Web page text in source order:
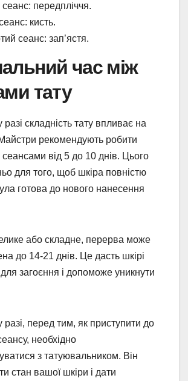
передпліччя.
кисть.
сеанс: зап’ястя.
час між
тату
складність тату впливає на
рекомендують робити
від 5 до 10 днів. Цього
для того, щоб шкіра повністю
готова до нового нанесення
або складне, перерва може
до 14-21 днів. Це дасть шкірі
загоєння і допоможе уникнути
разі, перед тим, як приступити до
необхідно
з татуювальником. Він
стан вашої шкіри і дати